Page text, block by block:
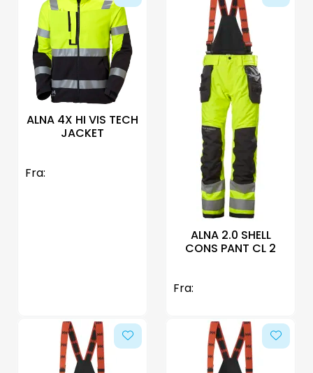
ALNA 4X HI VIS TECH
JACKET
Fra:
ALNA 2.0 SHELL
CONS PANT CL 2
Fra: